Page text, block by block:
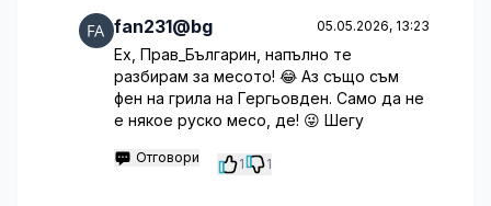
fan231@bg 05.05.2026, 13:23
Ех, Прав_Българин, напълно те
разбирам за месото! 😂 Аз също съм
фен на грила на Гергьовден. Само да не
е някое руско месо, де! 😜 Шегу
Отговори 1 1